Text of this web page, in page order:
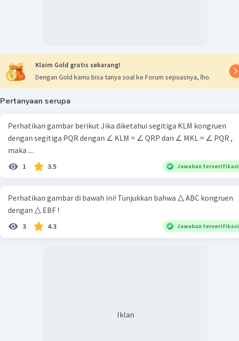
Klaim Gold gratis sekarang!
Dengan Gold kamu bisa tanya soal ke Forum sepuasnya, lho.
Pertanyaan serupa
Perhatikan gambar berikut Jika diketahui segitiga KLM kongruen
dengan segitiga PQR dengan ∠ KLM = ∠ QRP dan ∠ MKL = ∠ PQR ,
maka ....
1 3.5 Jawaban terverifikasi
Perhatikan gambar di bawah ini! Tunjukkan bahwa △ ABC kongruen
dengan △ EBF !
3 4.3 Jawaban terverifikasi
Iklan